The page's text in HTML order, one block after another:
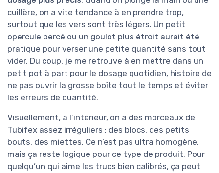
cuillère, on a vite tendance à en prendre trop,
surtout que les vers sont très légers. Un petit
opercule percé ou un goulot plus étroit aurait été
pratique pour verser une petite quantité sans tout
vider. Du coup, je me retrouve à en mettre dans un
petit pot à part pour le dosage quotidien, histoire de
ne pas ouvrir la grosse boîte tout le temps et éviter
les erreurs de quantité.
Visuellement, à l’intérieur, on a des morceaux de
Tubifex assez irréguliers : des blocs, des petits
bouts, des miettes. Ce n’est pas ultra homogène,
mais ça reste logique pour ce type de produit. Pour
quelqu’un qui aime les trucs bien calibrés, ça peut